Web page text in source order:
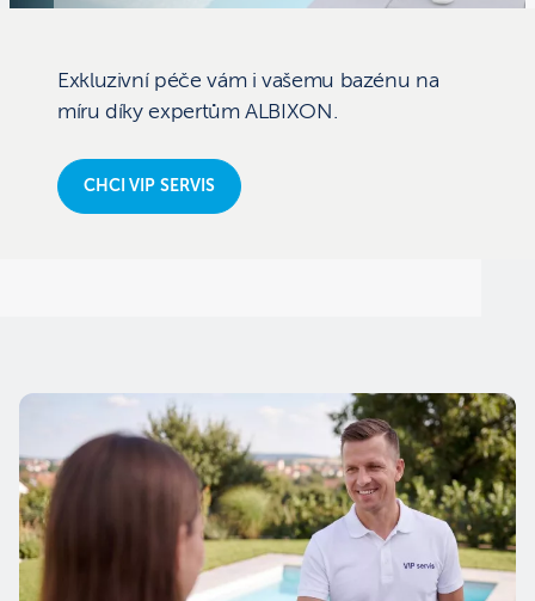
Exkluzivní péče vám i vašemu bazénu na
míru díky expertům ALBIXON.
CHCI VIP SERVIS